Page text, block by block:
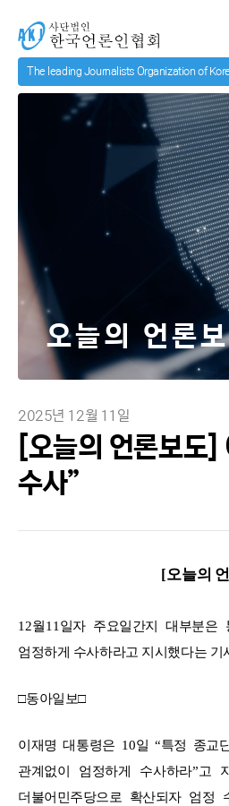
사단법인 한국언론인협회
2025년 12월 11일
[오늘의 언론보도
수사”
오늘의 언론
[오늘의
12월11 일자 주요일간지 대부분은
엄정하게 수사하라고 지시했다는 기
□동아일보□
이재명 대통령은 10일 “특정 종교
관계없이 엄정하게 수사하라”고
더불어민주당으로 확산되자 엄정